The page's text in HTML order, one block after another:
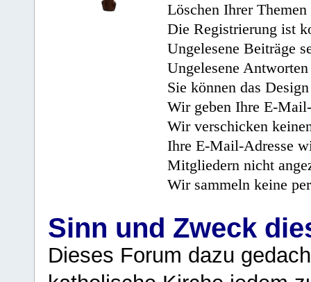
Löschen Ihrer
Die Registrierung ist
Ungelesene Beiträge
Ungelesene
Sie können das
Wir geben Ihre E-
Wir verschicken
Ihre E-Mail-Adresse
Mitgliedern nicht
Wir sammeln keine
Sinn und Zweck
Dieses Forum dazu